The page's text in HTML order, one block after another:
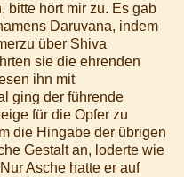
bitte hört mir zu. Es gab
Daruvana, indem
über Shiva
sie die ehrenden
ihn mit
ging der führende
für die Opfer zu
die Hingabe der übrigen
Gestalt an, loderte wie
Asche hatte er auf